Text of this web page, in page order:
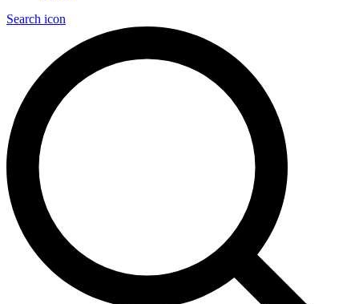
Search icon